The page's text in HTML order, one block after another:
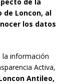
de Loncon, al
los datos
la información
Activa,
Antileo,